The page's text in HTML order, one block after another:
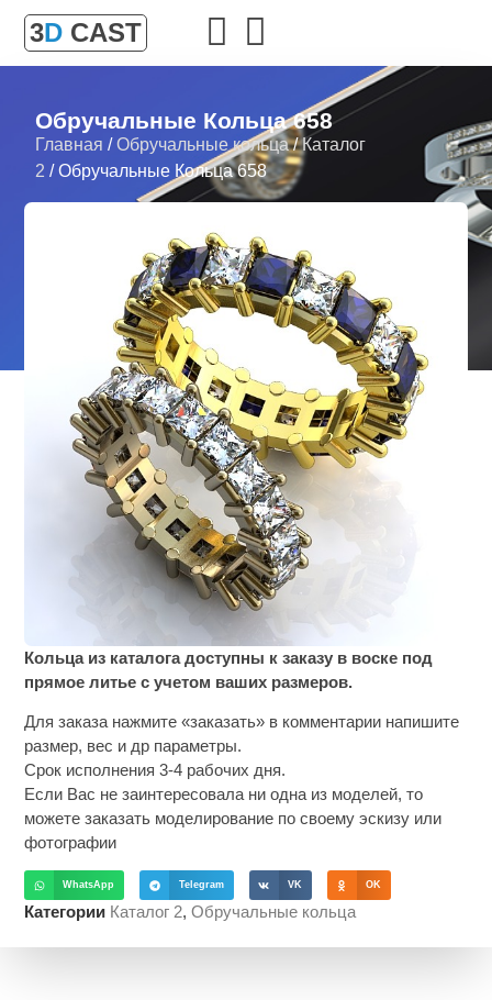
3D CAST
Обручальные Кольца 658
Главная /Обручальные кольца/Каталог
2 / Обручальные Кольца 658
Кольца из каталога доступны к заказу в воске под
прямое литье с учетом ваших размеров.
Для заказа нажмите «заказать» в комментарии напишите
размер, вес и др параметры.
Срок исполнения 3-4 рабочих дня.
Если Вас не заинтересовала ни одна из моделей, то
можете заказать моделирование по своему эскизу или
фотографии
WhatsApp Telegram VK OK
Категории Каталог 2,Обручальные кольца